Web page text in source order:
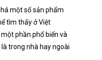
một số sản phẩm
tìm thấy ở Việt
phần phổ biến và
trong nhà hay ngoài